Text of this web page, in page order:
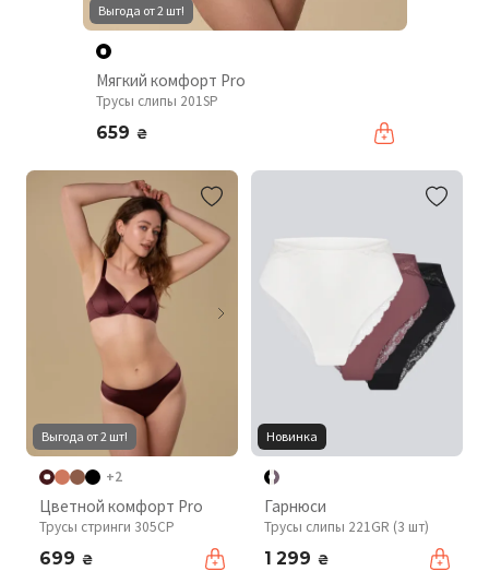
Выгода от 2 шт!
Мягкий комфорт Pro
Трусы слипы 201SP
659 ₴
Выгода от 2 шт!
+2
Цветной комфорт Pro
Трусы стринги 305CP
699 ₴
Новинка
Гарнюси
Трусы слипы 221GR (3 шт)
1 299 ₴